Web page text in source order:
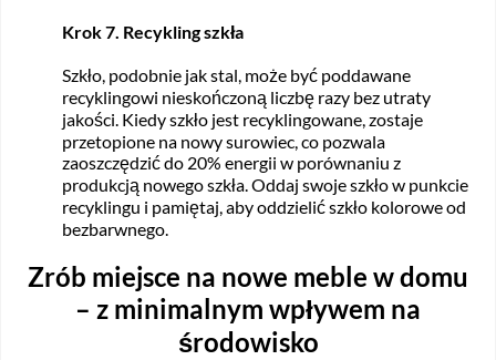
Krok 7. Recykling szkła
Szkło, podobnie jak stal, może być poddawane
recyklingowi nieskończoną liczbę razy bez utraty
jakości. Kiedy szkło jest recyklingowane, zostaje
przetopione na nowy surowiec, co pozwala
zaoszczędzić do 20% energii w porównaniu z
produkcją nowego szkła. Oddaj swoje szkło w punkcie
recyklingu i pamiętaj, aby oddzielić szkło kolorowe od
bezbarwnego.
Zrób miejsce na nowe meble w domu
– z minimalnym wpływem na
środowisko